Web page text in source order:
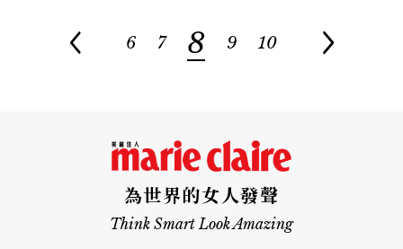
6 7 8 9 10
為世界的女人發聲
Think Smart Look Amazing